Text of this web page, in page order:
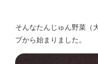
そんなたんじゅん野菜（
プから始まりました。